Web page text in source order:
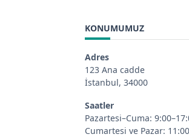
KONUMUMUZ
Adres
123 Ana cadde
İstanbul, 34000
Saatler
Pazartesi–Cuma:
Cumartesi ve Pazar: